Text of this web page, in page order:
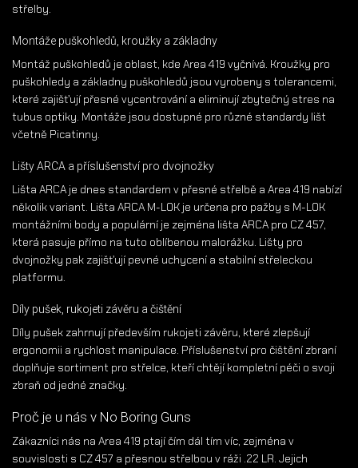
střelby.
Montáže puškohledů, kroužky a základny
Montáž puškohledů je oblast, kde Area 419 vyčnívá. Kroužky pro
puškohledy a základny puškohledů jsou vyrobeny s tolerancemi,
které zajišťují přesné vycentrování a eliminují zbytečný stres na
tubus optiky. Montáže jsou dostupné pro různé standardy lišt
včetně Picatinny.
Lišty ARCA a příslušenství pro dvojnožky
Lišta ARCA je dnes standardem v přesné střelbě a Area 419 nabízí
několik variant. Lišta ARCA M-LOK je určena pro pažby s M-LOK
montážními body a populární je zejména lišta ARCA pro CZ 457,
která pasuje přímo na tuto oblíbenou malorážku. Lišty pro
dvojnožky pak zajišťují pevné uchycení a stabilní střeleckou
platformu.
Díly pušek, rukojeti závěru a čištění
Díly pušek zahrnují především rukojeti závěru, které zlepšují
ergonomii a rychlost manipulace. Příslušenství pro čištění zbraní
doplňuje sortiment pro střelce, kteří chtějí kompletní péči o svoji
zbraň od jedné značky.
Proč je u nás v No Boring Guns
Zákazníci nás na Area 419 ptají čím dál tím víc, zejména v
souvislosti s CZ 457 a přesnou střelbou v ráži .22 LR. Jejich